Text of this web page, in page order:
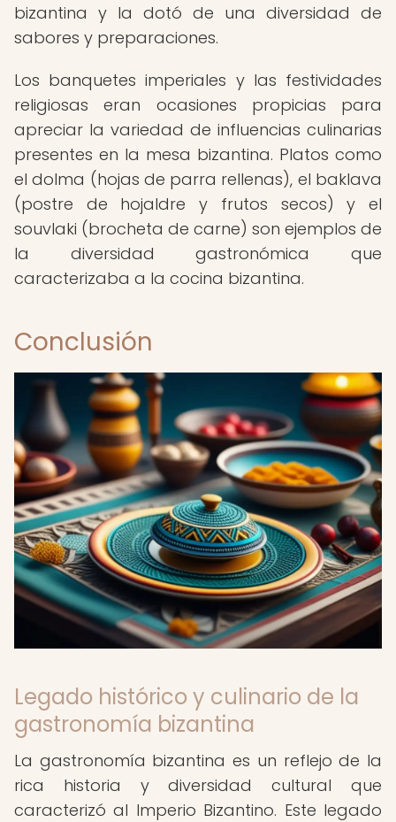
bizantina y la dotó de una diversidad de
sabores y preparaciones.
Los banquetes imperiales y las festividades
religiosas eran ocasiones propicias para
apreciar la variedad de influencias culinarias
presentes en la mesa bizantina. Platos como
el dolma (hojas de parra rellenas), el baklava
(postre de hojaldre y frutos secos) y el
souvlaki (brocheta de carne) son ejemplos de
la diversidad gastronómica que
caracterizaba a la cocina bizantina.
Conclusión
Legado histórico y culinario de la
gastronomía bizantina
La gastronomía bizantina es un reflejo de la
rica historia y diversidad cultural que
caracterizó al Imperio Bizantino. Este legado